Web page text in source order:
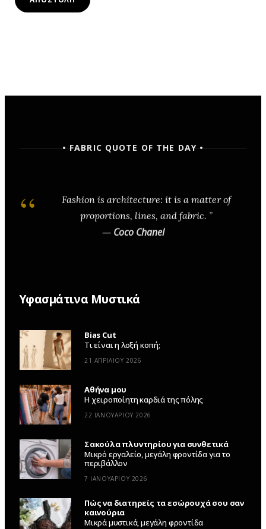
• FABRIC QUOTE OF THE DAY •
Fashion is architecture: it is a matter of
proportions, lines, and fabric.
— Coco Chanel
Υφασμάτινα Μυστικά
Bias Cut
Τι είναι η λοξή κοπή;
21 ΑΠΡΙΛΊΟΥ 2026
Αθήνα μου
Η χειροποίητη καρδιά της πόλης
22 ΙΑΝΟΥΑΡΊΟΥ 2026
Σακούλα πλυντηρίου για συνθετικά
Μικρό εργαλείο, μεγάλη φροντίδα για το
περιβάλλον
7 ΙΑΝΟΥΑΡΊΟΥ 2026
Πώς να διατηρείς τα εσώρουχά σου σαν
καινούρια
Μικρά μυστικά, μεγάλη φροντίδα